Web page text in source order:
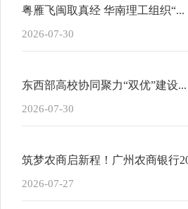
粤雁飞闽取真经 华南理工组织“...
2026-07-30
东西部高校协同聚力“双优”建设...
2026-07-30
筑梦农商启新程！广州农商银行
2026-07-27